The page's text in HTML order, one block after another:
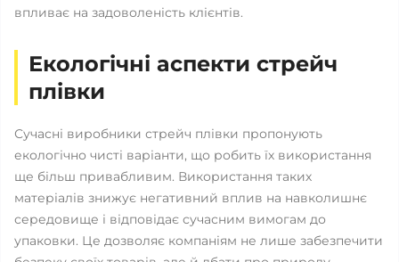
впливає на задоволеність клієнтів.
Екологічні аспекти стрейч
плівки
Сучасні виробники стрейч плівки пропонують
екологічно чисті варіанти, що робить їх використання
ще більш привабливим. Використання таких
матеріалів знижує негативний вплив на навколишнє
середовище і відповідає сучасним вимогам до
упаковки. Це дозволяє компаніям не лише забезпечити